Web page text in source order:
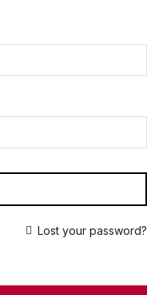
Lost your password?